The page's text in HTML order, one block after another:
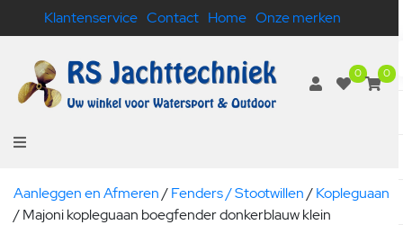
Klantenservice Contact Home Onze merken
0 0
Aanleggen en Afmeren/Fenders / Stootwillen/Kopleguaan
/Majoni kopleguaan boegfender donkerblauw klein